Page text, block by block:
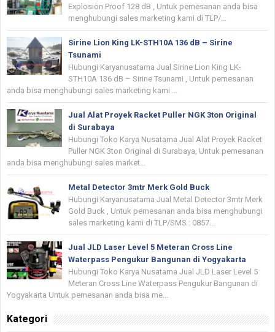
Explosion Proof 128 dB , Untuk pemesanan anda bisa
menghubungi sales marketing kami di TLP/...
Sirine Lion King LK-STH10A 136 dB – Sirine
Tsunami
Hubungi Karyanusatama Jual Sirine Lion King LK-
STH10A 136 dB – Sirine Tsunami , Untuk pemesanan
anda bisa menghubungi sales marketing kami ...
Jual Alat Proyek Racket Puller NGK 3ton Original
di Surabaya
Hubungi Toko Karya Nusatama Jual Alat Proyek Racket
Puller NGK 3ton Original di Surabaya, Untuk pemesanan
anda bisa menghubungi sales market...
Metal Detector 3mtr Merk Gold Buck
Hubungi Karyanusatama Jual Metal Detector 3mtr Merk
Gold Buck , Untuk pemesanan anda bisa menghubungi
sales marketing kami di TLP/SMS : 0857...
Jual JLD Laser Level 5 Meteran Cross Line
Waterpass Pengukur Bangunan di Yogyakarta
Hubungi Toko Karya Nusatama Jual JLD Laser Level 5
Meteran Cross Line Waterpass Pengukur Bangunan di
Yogyakarta Untuk pemesanan anda bisa me...
Kategori